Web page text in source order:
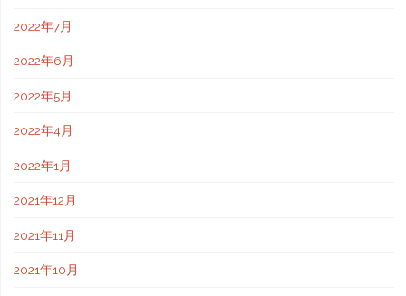
2022年7月
2022年6月
2022年5月
2022年4月
2022年1月
2021年12月
2021年11月
2021年10月